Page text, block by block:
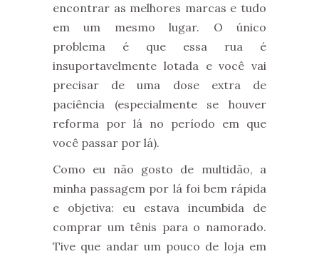
encontrar as melhores marcas e tudo
em um mesmo lugar. O único
problema é que essa rua é
insuportavelmente lotada e você vai
precisar de uma dose extra de
paciência (especialmente se houver
reforma por lá no período em que
você passar por lá).
Como eu não gosto de multidão, a
minha passagem por lá foi bem rápida
e objetiva: eu estava incumbida de
comprar um tênis para o namorado.
Tive que andar um pouco de loja em